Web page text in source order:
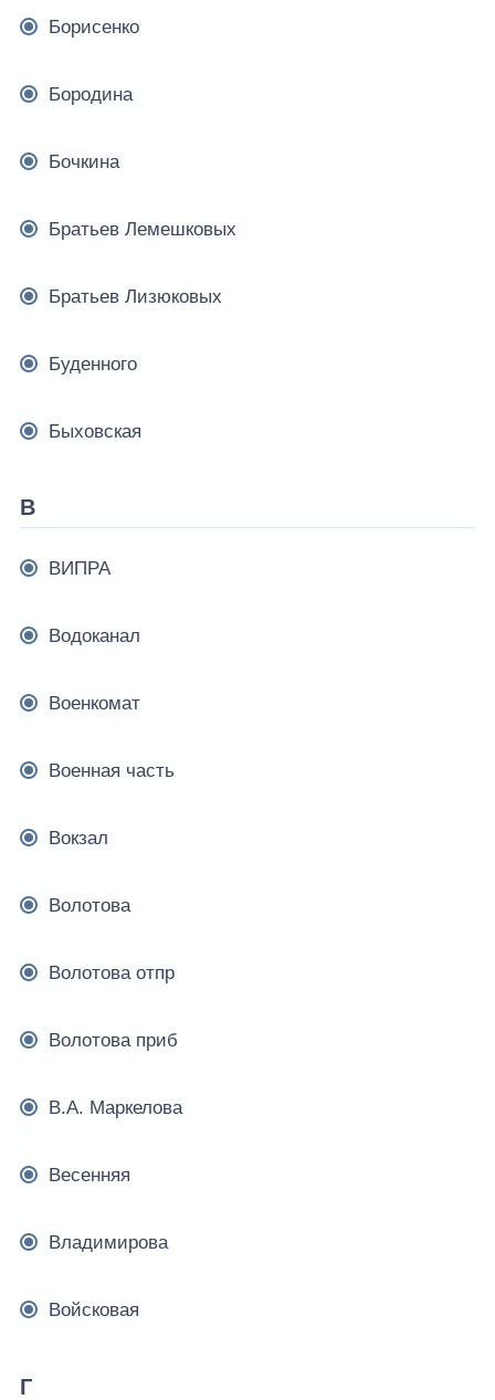
Борисенко
Бородина
Бочкина
Братьев Лемешковых
Братьев Лизюковых
Буденного
Быховская
В
ВИПРА
Водоканал
Военкомат
Военная часть
Вокзал
Волотова
Волотова отпр
Волотова приб
В.А. Маркелова
Весенняя
Владимирова
Войсковая
Г